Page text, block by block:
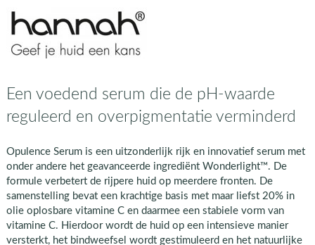
Een voedend serum die de pH-waarde
reguleerd en overpigmentatie verminderd
Opulence Serum is een uitzonderlijk rijk en innovatief serum met
onder andere het geavanceerde ingrediënt Wonderlight™. De
formule verbetert de rijpere huid op meerdere fronten. De
samenstelling bevat een krachtige basis met maar liefst 20% in
olie oplosbare vitamine C en daarmee een stabiele vorm van
vitamine C. Hierdoor wordt de huid op een intensieve manier
versterkt, het bindweefsel wordt gestimuleerd en het natuurlijke